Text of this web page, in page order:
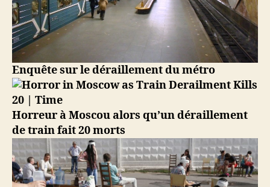
Enquête sur le déraillement du métro
Horreur à Moscou alors qu’un déraillement
de train fait 20 morts